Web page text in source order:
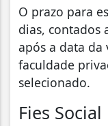
O prazo para
dias,
após a data da
faculdade
selecionado.
Fies Social